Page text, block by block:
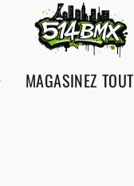
MAGASINEZ TOUT